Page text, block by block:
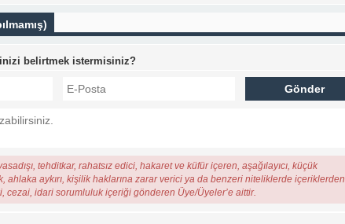
belirtmek istermisiniz?
tehditkar, rahatsız edici, hakaret ve küfür içeren, aşağılayıcı, küçük
ahlaka aykırı, kişilik haklarına zarar verici ya da benzeri niteliklerde içeriklerden
cezai, idari sorumluluk içeriği gönderen Üye/Üyeler’e aittir.